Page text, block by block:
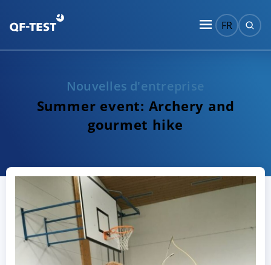
FR
Nouvelles d'entreprise
Summer event: Archery and
gourmet hike